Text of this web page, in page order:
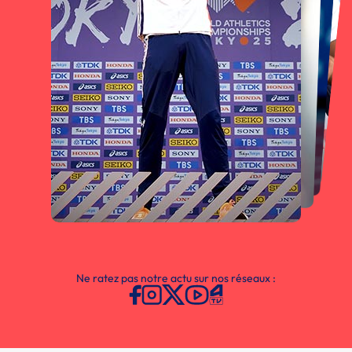
Ne ratez pas notre actu sur nos réseaux :